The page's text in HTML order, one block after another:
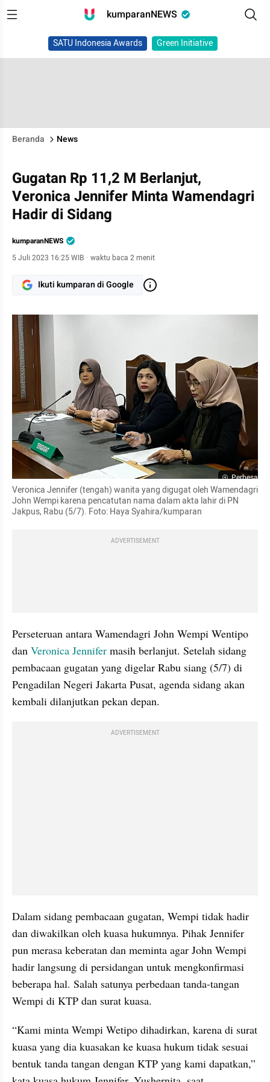
kumparanNEWS
SATU Indonesia Awards Green Initiative
Beranda News
Gugatan Rp 11,2 M Berlanjut,
Veronica Jennifer Minta Wamendagri
Hadir di Sidang
kumparanNEWS
5 Juli 2023 16:25 WIB · waktu baca 2 menit
Ikuti kumparan di Google
Perbesar
Veronica Jennifer (tengah) wanita yang digugat oleh Wamendagri
John Wempi karena pencatutan nama dalam akta lahir di PN
Jakpus, Rabu (5/7). Foto: Haya Syahira/kumparan
ADVERTISEMENT
Perseteruan antara Wamendagri John Wempi Wentipo
dan Veronica Jennifer masih berlanjut. Setelah sidang
pembacaan gugatan yang digelar Rabu siang (5/7) di
Pengadilan Negeri Jakarta Pusat, agenda sidang akan
kembali dilanjutkan pekan depan.
ADVERTISEMENT
Dalam sidang pembacaan gugatan, Wempi tidak hadir
dan diwakilkan oleh kuasa hukumnya. Pihak Jennifer
pun merasa keberatan dan meminta agar John Wempi
hadir langsung di persidangan untuk mengkonfirmasi
beberapa hal. Salah satunya perbedaan tanda-tangan
Wempi di KTP dan surat kuasa.
“Kami minta Wempi Wetipo dihadirkan, karena di surat
kuasa yang dia kuasakan ke kuasa hukum tidak sesuai
bentuk tanda tangan dengan KTP yang kami dapatkan,”